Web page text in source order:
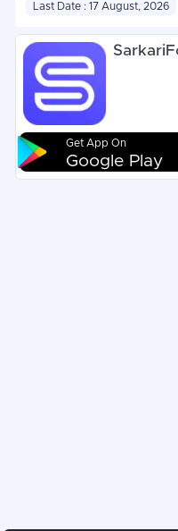
Last Date : 17 August, 2026
Get App On
Google Play